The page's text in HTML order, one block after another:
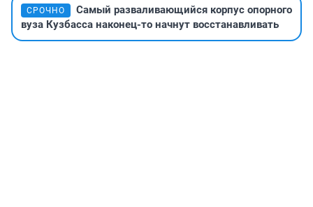
СРОЧНО
Самый разваливающийся корпус опорного
вуза Кузбасса наконец-то начнут восстанавливать